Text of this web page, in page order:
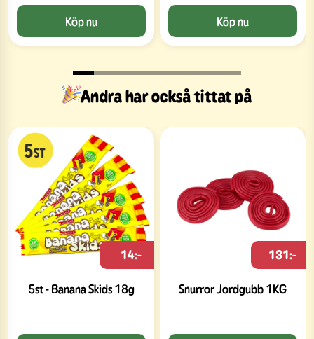
Köp nu Köp nu
Andra har också tittat på
5st - Banana Skids 18g
14:-
Snurror Jordgubb 1KG
131:-